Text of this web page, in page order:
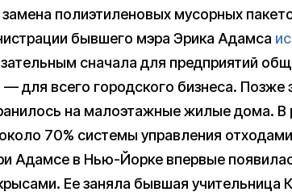
замена полиэтиленовых мусорных
бывшего мэра Эрика Адамса
сначала для предприятий
— для всего городского бизнеса. Позже
на малоэтажные жилые дома. В
70% системы управления
Адамсе в Нью-Йорке впервые
Ее заняла бывшая учительница